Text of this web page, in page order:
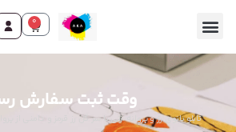
0
وقت ثبت سفارش
تابلو بانوی رز و پروانه: زنی با سر گل رز قرمز و دامنی از